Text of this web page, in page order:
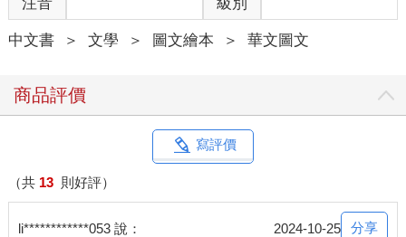
中文書 ＞ 文學 ＞ 圖文繪本 ＞ 華文圖文
商品評價
寫評價
（共 13 則好評）
li************053 說： 2024-10-25 分享